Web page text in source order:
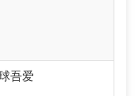
吾爱